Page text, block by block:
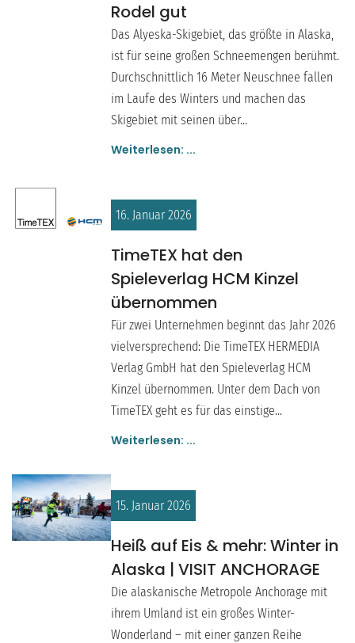
Rodel gut
Das Alyeska-Skigebiet, das größte in Alaska,
ist für seine großen Schneemengen berühmt.
Durchschnittlich 16 Meter Neuschnee fallen
im Laufe des Winters und machen das
Skigebiet mit seinen über...
Weiterlesen: ...
16. Januar 2026
TimeTEX hat den
Spieleverlag HCM Kinzel
übernommen
Für zwei Unternehmen beginnt das Jahr 2026
vielversprechend: Die TimeTEX HERMEDIA
Verlag GmbH hat den Spieleverlag HCM
Kinzel übernommen. Unter dem Dach von
TimeTEX geht es für das einstige...
Weiterlesen: ...
15. Januar 2026
Heiß auf Eis & mehr: Winter in
Alaska | VISIT ANCHORAGE
Die alaskanische Metropole Anchorage mit
ihrem Umland ist ein großes Winter-
Wonderland – mit einer ganzen Reihe